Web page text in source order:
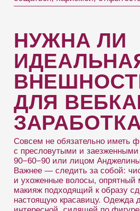
подобрать подходящий сценарий
на аудиторию других стран, будьте
аккуратнее с мейкапом.
Сделайте аккуратную прическу, которая
вам подходит. Если не знаете, что
выбрать — обратитесь к администратору
студии.
Все элементы вашего облика должны
собираться воедино, как пазл, тогда
образ будет смотреться органично.
8
Сделайте маникюр и педикюр. Вдруг
кому-то приглянутся ваши милые
пальчики на ногах.
9
Выбирайте оригинальные аксессуары:
выгодно дополнят стиль и подчеркнут
достоинства.
Работа над внешностью это не только вклад
в профессию и высокий доход,
но и возможность позаботиться о себе: стать
лучше, увереннее, ярче, найти свой стиль
и образ жизни. Походы на фитнес и йогу,
забота о своей внешности и прокачка харизмы
еще никому не вредили в повседневной жизни
или за пределами камер.